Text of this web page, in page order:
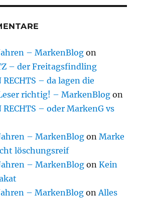
– MarkenBlog on
– der Freitagsfindling
RECHTS – da lagen die
richtig! – MarkenBlog on
RECHTS – oder MarkenG vs
– MarkenBlog onMarke
löschungsreif
– MarkenBlog onKein
– MarkenBlog onAlles